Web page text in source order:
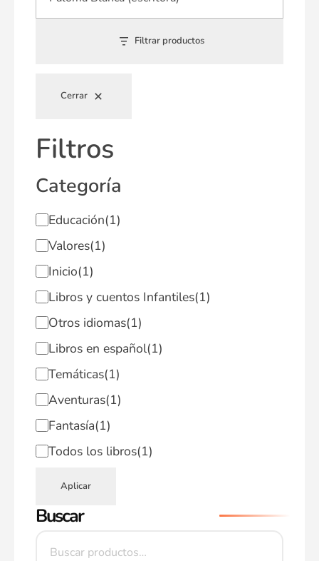
Filtrar productos
Cerrar
Filtros
Categoría
Educación(1)
Valores(1)
Inicio(1)
Libros y cuentos Infantiles(1)
Otros idiomas(1)
Libros en español(1)
Temáticas(1)
Aventuras(1)
Fantasía(1)
Todos los libros(1)
Aplicar
Buscar